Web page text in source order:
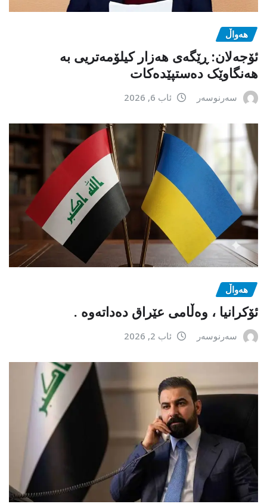
هەواڵ
ئۆجەلان: ڕێگەی هەزار کیلۆمەتریی بە
هەنگاوێک دەستپێدەکات
سەرنوسەر ئاب 6, 2026
هەواڵ
ئۆکرانیا ، وەڵامی عێراق دەداتەوە .
سەرنوسەر ئاب 2, 2026